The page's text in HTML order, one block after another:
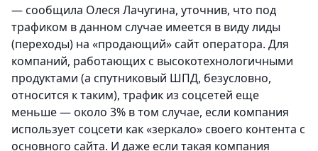
— сообщила Олеся Лачугина, уточнив, что под
трафиком в данном случае имеется в виду лиды
(переходы) на «продающий» сайт оператора. Для
компаний, работающих с высокотехнологичными
продуктами (а спутниковый ШПД, безусловно,
относится к таким), трафик из соцсетей еще
меньше — около 3% в том случае, если компания
использует соцсети как «зеркало» своего контента с
основного сайта. И даже если такая компания